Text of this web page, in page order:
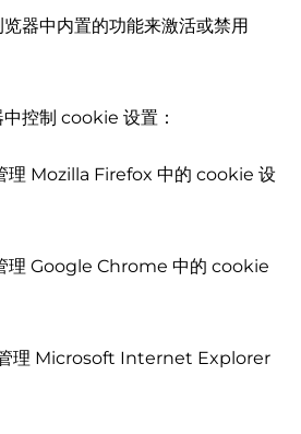
器中内置的功能来激活或禁用
控制 cookie 设置：
理 Mozilla Firefox 中的 cookie 设
理 Google Chrome 中的 cookie
管理 Microsoft Internet Explorer